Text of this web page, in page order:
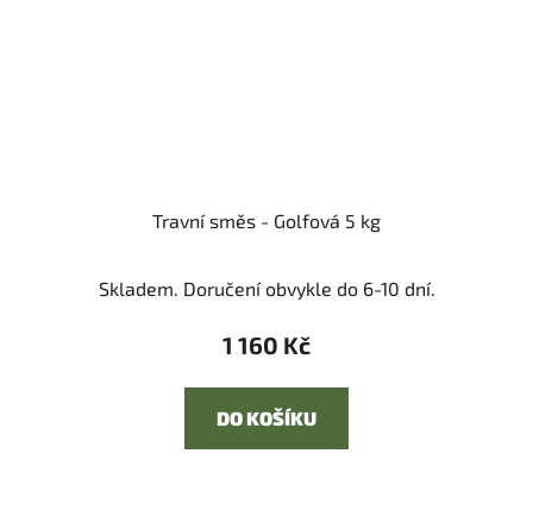
Travní směs - Golfová 5 kg
Skladem. Doručení obvykle do 6-10 dní.
1 160 Kč
DO KOŠÍKU